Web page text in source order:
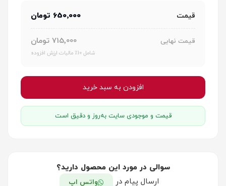
قیمت 650٬000 تومان
قیمت نهایی 715٬000 تومان
شامل 10٪ مالیات ارزش افزوده
افزودن به سبد خرید
قیمت و موجودی سایت به‌روز و دقیق است
سوالی در مورد این محصول دارید؟
ارسال پیام در
واتس اپ